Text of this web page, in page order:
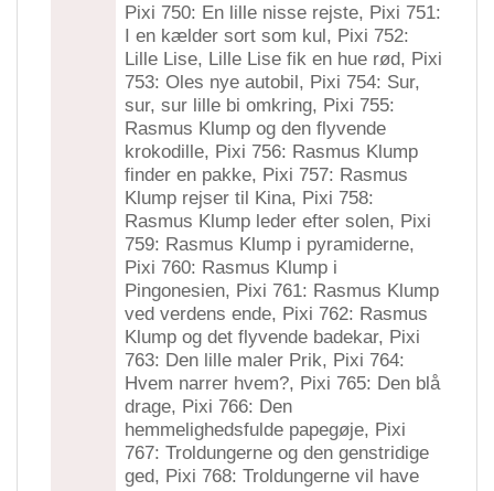
Pixi 750: En lille nisse rejste, Pixi 751:
I en kælder sort som kul, Pixi 752:
Lille Lise, Lille Lise fik en hue rød, Pixi
753: Oles nye autobil, Pixi 754: Sur,
sur, sur lille bi omkring, Pixi 755:
Rasmus Klump og den flyvende
krokodille, Pixi 756: Rasmus Klump
finder en pakke, Pixi 757: Rasmus
Klump rejser til Kina, Pixi 758:
Rasmus Klump leder efter solen, Pixi
759: Rasmus Klump i pyramiderne,
Pixi 760: Rasmus Klump i
Pingonesien, Pixi 761: Rasmus Klump
ved verdens ende, Pixi 762: Rasmus
Klump og det flyvende badekar, Pixi
763: Den lille maler Prik, Pixi 764:
Hvem narrer hvem?, Pixi 765: Den blå
drage, Pixi 766: Den
hemmelighedsfulde papegøje, Pixi
767: Troldungerne og den genstridige
ged, Pixi 768: Troldungerne vil have